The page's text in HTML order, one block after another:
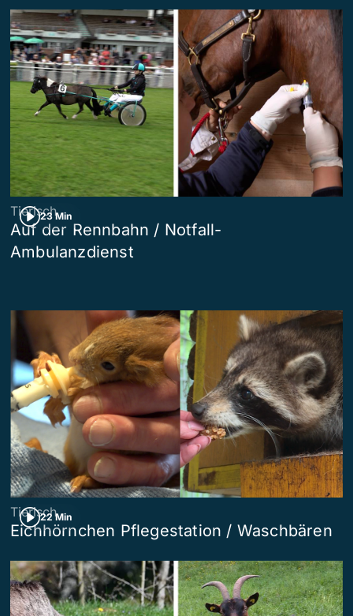
23 Min
Tierisch
Auf der Rennbahn / Notfall-
Ambulanzdienst
22 Min
Tierisch
Eichhörnchen Pflegestation / Waschbären